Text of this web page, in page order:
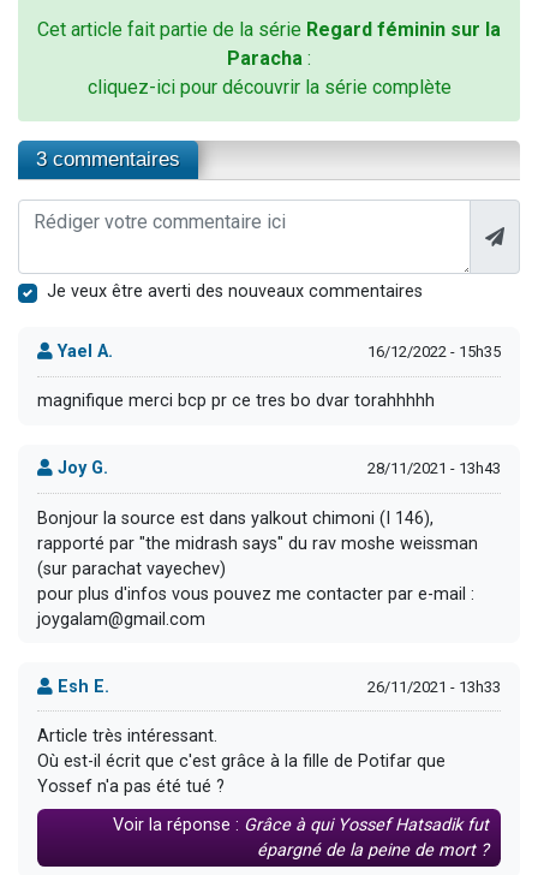
Cet article fait partie de la série Regard féminin sur la
Paracha :
cliquez-ici pour découvrir la série complète
3 commentaires
Je veux être averti des nouveaux commentaires
Yael A. 16/12/2022 - 15h35
magnifique merci bcp pr ce tres bo dvar torahhhhh
Joy G. 28/11/2021 - 13h43
Bonjour la source est dans yalkout chimoni (I 146),
rapporté par "the midrash says" du rav moshe weissman
(sur parachat vayechev)
pour plus d'infos vous pouvez me contacter par e-mail :
joygalam@gmail.com
Esh E. 26/11/2021 - 13h33
Article très intéressant.
Où est-il écrit que c'est grâce à la fille de Potifar que
Yossef n'a pas été tué ?
Voir la réponse : Grâce à qui Yossef Hatsadik fut
épargné de la peine de mort ?